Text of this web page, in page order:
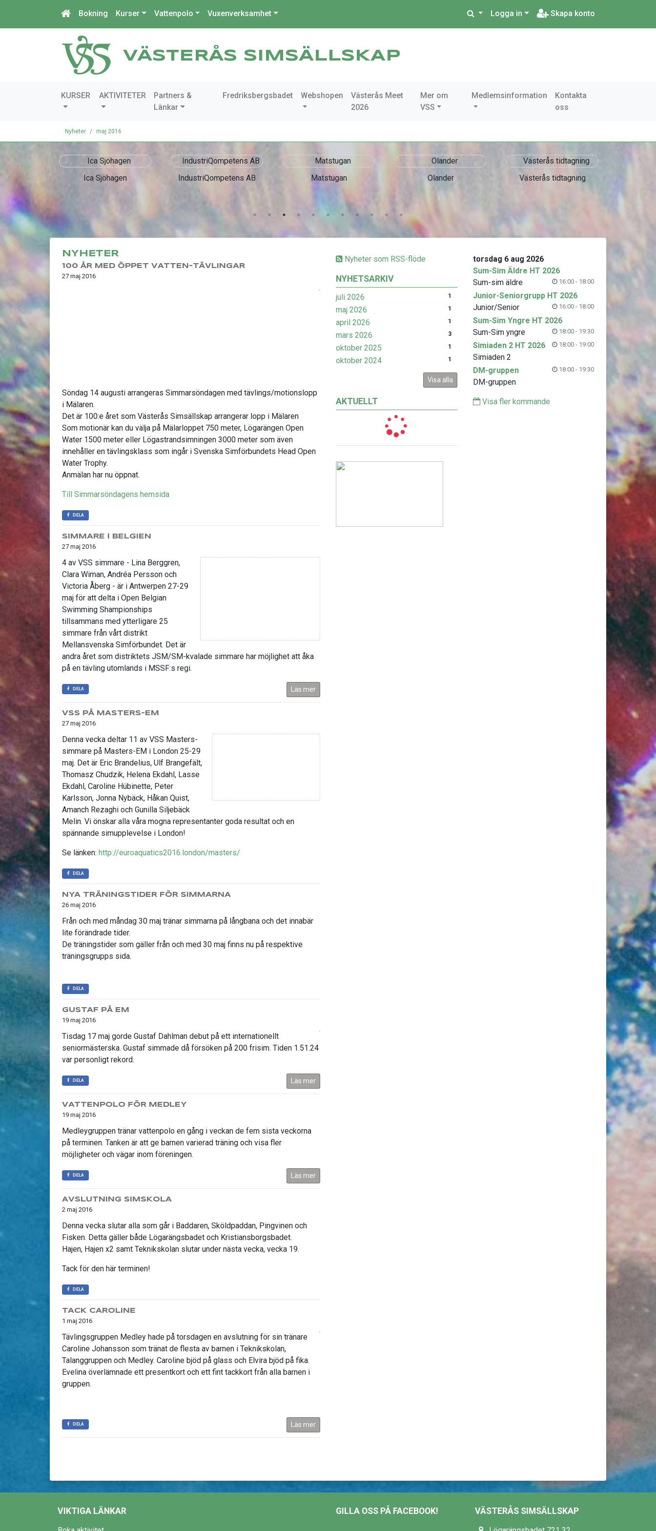
Bokning Kurser Vattenpolo Vuxenverksamhet Logga in Skapa konto
VÄSTERÅS SIMSÄLLSKAP
KURSER AKTIVITETER
Partners &
Länkar
Fredriksbergsbadet Webshopen
Västerås Meet
2026
Mer om
VSS
Medlemsinformation
Kontakta
oss
Nyheter maj 2016
Ica Sjöhagen IndustriQompetens AB Matstugan Olander
Västerås tidtagning
Nyheter som RSS-flöde
NYHETSARKIV
juli 2026 1
maj 2026 1
april 2026 1
mars 2026 3
oktober 2025 1
oktober 2024 1
Visa alla
AKTUELLT
NYHETER
100 ÅR MED ÖPPET VATTEN-TÄVLINGAR
27 maj 2016
Söndag 14 augusti arrangeras Simmarsöndagen med tävlings/motionslopp
i Mälaren.
Det är 100:e året som Västerås Simsällskap arrangerar lopp i Mälaren
Som motionär kan du välja på Mälarloppet 750 meter, Lögarängen Open
Water 1500 meter eller Lögastrandsimningen 3000 meter som även
innehåller en tävlingsklass som ingår i Svenska Simförbundets Head Open
Water Trophy.
Anmälan har nu öppnat.
Till Simmarsöndagens hemsida
DELA
SIMMARE I BELGIEN
27 maj 2016
4 av VSS simmare - Lina Berggren,
Clara Wiman, Andréa Persson och
Victoria Åberg - är i Antwerpen 27-29
maj för att delta i Open Belgian
Swimming Shampionships
tillsammans med ytterligare 25
simmare från vårt distrikt
Mellansvenska Simförbundet. Det är
andra året som distriktets JSM/SM-kvalade simmare har möjlighet att åka
på en tävling utomlands i MSSF:s regi.
DELA Läs mer
VSS PÅ MASTERS-EM
27 maj 2016
Denna vecka deltar 11 av VSS Masters-
simmare på Masters-EM i London 25-29
maj. Det är Eric Brandelius, Ulf Brangefält,
Thomasz Chudzik, Helena Ekdahl, Lasse
Ekdahl, Caroline Hübinette, Peter
Karlsson, Jonna Nybäck, Håkan Quist,
Amanch Rezaghi och Gunilla Siljebäck
Melin. Vi önskar alla våra mogna representanter goda resultat och en
spännande simupplevelse i London!
Se länken: http://euroaquatics2016.london/masters/
DELA
NYA TRÄNINGSTIDER FÖR SIMMARNA
26 maj 2016
Från och med måndag 30 maj tränar simmarna på långbana och det innabär
lite förändrade tider.
De träningstider som gäller från och med 30 maj finns nu på respektive
träningsgrupps sida.
DELA
GUSTAF PÅ EM
19 maj 2016
Tisdag 17 maj gorde Gustaf Dahlman debut på ett internationellt
seniormästerska. Gustaf simmade då försöken på 200 frisim. Tiden 1.51.24
var personligt rekord.
DELA Läs mer
VATTENPOLO FÖR MEDLEY
19 maj 2016
Medleygruppen tränar vattenpolo en gång i veckan de fem sista veckorna
på terminen. Tanken är att ge barnen varierad träning och visa fler
möjligheter och vägar inom föreningen.
DELA Läs mer
AVSLUTNING SIMSKOLA
2 maj 2016
Denna vecka slutar alla som går i Baddaren, Sköldpaddan, Pingvinen och
Fisken. Detta gäller både Lögarängsbadet och Kristiansborgsbadet.
Hajen, Hajen x2 samt Teknikskolan slutar under nästa vecka, vecka 19.
Tack för den här terminen!
DELA
TACK CAROLINE
1 maj 2016
Tävlingsgruppen Medley hade på torsdagen en avslutning för sin tränare
Caroline Johansson som tränat de flesta av barnen i Teknikskolan,
Talanggruppen och Medley. Caroline bjöd på glass och Elvira bjöd på fika.
Evelina överlämnade ett presentkort och ett fint tackkort från alla barnen i
gruppen.
DELA Läs mer
torsdag 6 aug 2026
Sum-Sim Äldre HT 2026
16:00 - 18:00
Sum-sim äldre
Junior-Seniorgrupp HT 2026
16:00 - 18:00
Junior/Senior
Sum-Sim Yngre HT 2026
18:00 - 19:30
Sum-Sim yngre
Simiaden 2 HT 2026
18:00 - 19:00
Simiaden 2
DM-gruppen
18:00 - 19:30
DM-gruppen
Visa fler kommande
VIKTIGA LÄNKAR GILLA OSS PÅ FACEBOOK! VÄSTERÅS SIMSÄLLSKAP